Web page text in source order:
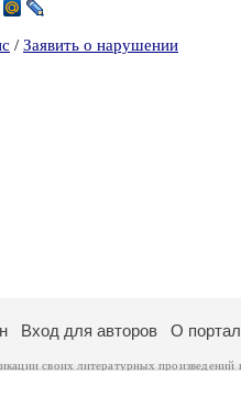
/ Заявить о нарушении
Вход для авторов О
своих литературных
произведений возможна
на основании